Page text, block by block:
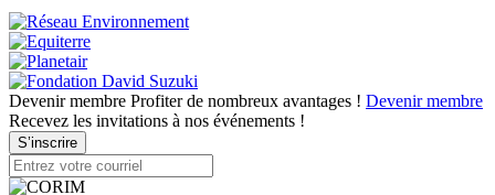
Devenir membre Profiter de nombreux avantages ! Devenir membre
Recevez les invitations à nos événements !
S’inscrire